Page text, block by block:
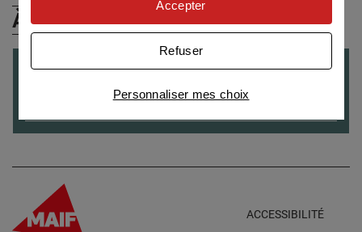
À (Re)Découvrir
Acculturation des personnes métisses et/ou
le09/11/2021
ACCESSIBILITÉ
Univers publicitaire: nous utilisons avec nos
publicités personnalisées
Personnaliser mes choix
Refuser
Accepter